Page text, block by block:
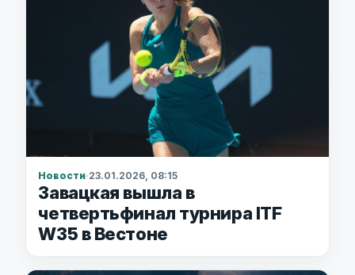
Новости·23.01.2026, 08:15
Завацкая вышла в
четвертьфинал турнира ITF
W35 в Вестоне